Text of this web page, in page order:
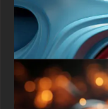
Pour garantir que
élever chaque
d'appareils et de
ou portable, que
XPS, un HP
appliquer ce fond
de travail une
créative,